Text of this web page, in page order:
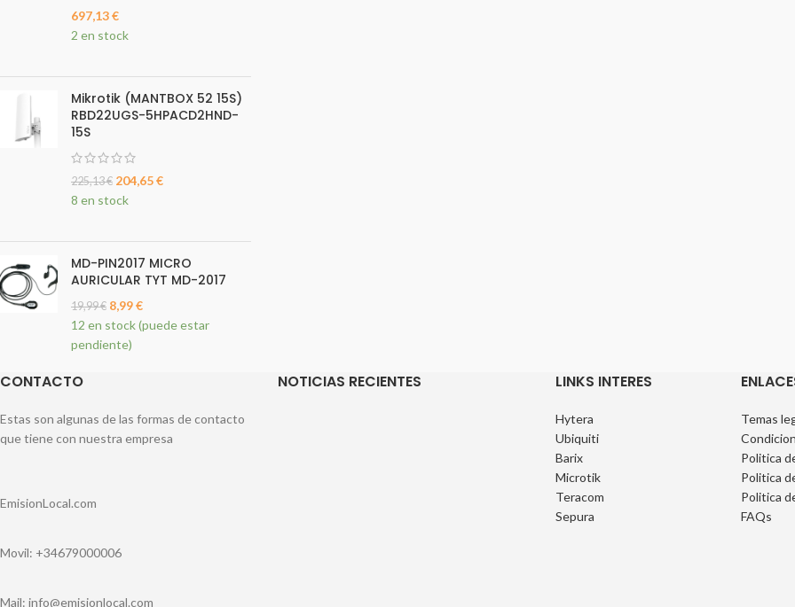
697,13€
2 en stock
Mikrotik (MANTBOX 52 15S)
RBD22UGS-5HPACD2HND-
15S
225,13€ 204,65€
8 en stock
MD-PIN2017 MICRO
AURICULAR TYT MD-2017
19,99€ 8,99€
12 en stock (puede estar
pendiente)
CONTACTO
Estas son algunas de las formas de contacto
que tiene con nuestra empresa
EmisionLocal.com
Movil: +34679000006
Mail: info@emisionlocal.com
NOTICIAS RECIENTES LINKS INTERES
Hytera
Ubiquiti
Barix
Microtik
Teracom
Sepura
Temas
Politica
Politica
Politica
FAQs